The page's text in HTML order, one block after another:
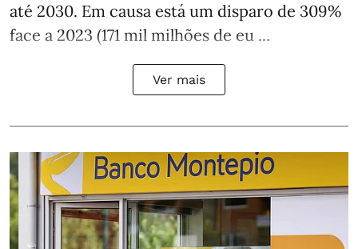
até 2030. Em causa está um disparo de 309%
face a 2023 (171 mil milhões de eu ...
Ver mais